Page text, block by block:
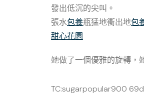
發出低沉的尖叫。
張水包養瓶猛地衝出地包
甜心花園
她做了一個優雅的旋轉，
TC:sugarpopular900